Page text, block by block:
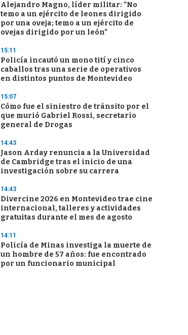
Alejandro Magno, líder militar: "No
temo a un ejército de leones dirigido
por una oveja; temo a un ejército de
ovejas dirigido por un león"
15:11
Policía incautó un mono tití y cinco
caballos tras una serie de operativos
en distintos puntos de Montevideo
15:07
Cómo fue el siniestro de tránsito por el
que murió Gabriel Rossi, secretario
general de Drogas
14:43
Jason Arday renuncia a la Universidad
de Cambridge tras el inicio de una
investigación sobre su carrera
14:43
Divercine 2026 en Montevideo trae cine
internacional, talleres y actividades
gratuitas durante el mes de agosto
14:11
Policía de Minas investiga la muerte de
un hombre de 57 años: fue encontrado
por un funcionario municipal